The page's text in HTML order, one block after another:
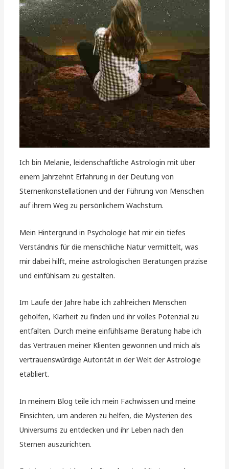
Ich bin Melanie, leidenschaftliche Astrologin mit über
einem Jahrzehnt Erfahrung in der Deutung von
Sternenkonstellationen und der Führung von Menschen
auf ihrem Weg zu persönlichem Wachstum.
Mein Hintergrund in Psychologie hat mir ein tiefes
Verständnis für die menschliche Natur vermittelt, was
mir dabei hilft, meine astrologischen Beratungen präzise
und einfühlsam zu gestalten.
Im Laufe der Jahre habe ich zahlreichen Menschen
geholfen, Klarheit zu finden und ihr volles Potenzial zu
entfalten. Durch meine einfühlsame Beratung habe ich
das Vertrauen meiner Klienten gewonnen und mich als
vertrauenswürdige Autorität in der Welt der Astrologie
etabliert.
In meinem Blog teile ich mein Fachwissen und meine
Einsichten, um anderen zu helfen, die Mysterien des
Universums zu entdecken und ihr Leben nach den
Sternen auszurichten.